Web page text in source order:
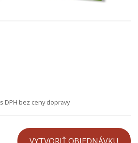
s DPH bez ceny dopravy